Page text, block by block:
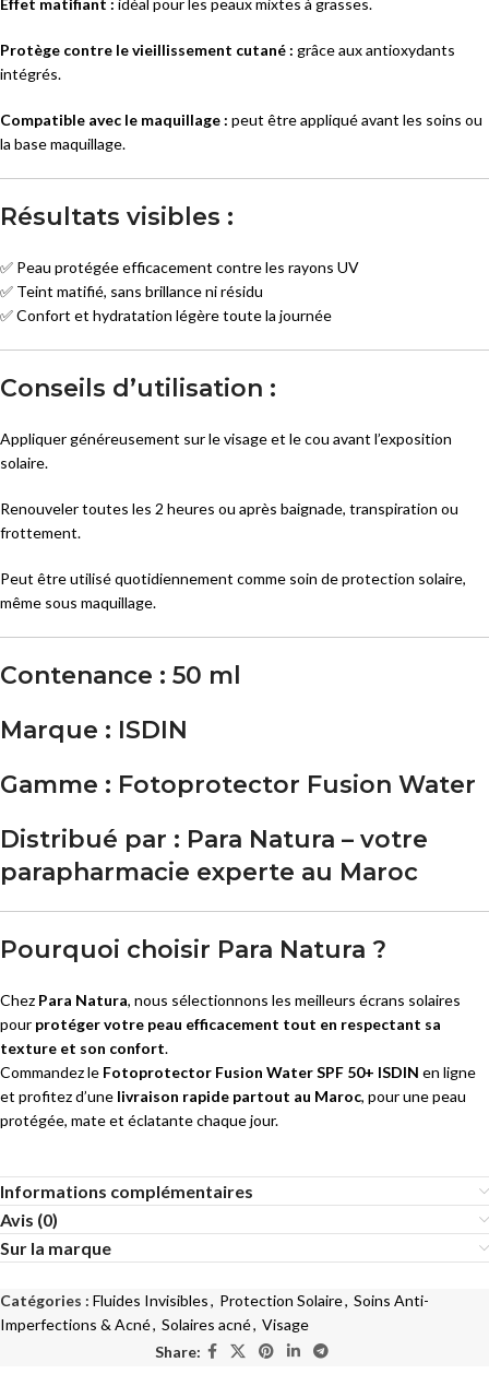
Effet matifiant : idéal pour les peaux mixtes à grasses.
Protège contre le vieillissement cutané : grâce aux antioxydants
intégrés.
Compatible avec le maquillage : peut être appliqué avant les soins ou
la base maquillage.
Résultats visibles :
✅ Peau protégée efficacement contre les rayons UV
✅ Teint matifié, sans brillance ni résidu
✅ Confort et hydratation légère toute la journée
Conseils d’utilisation :
Appliquer généreusement sur le visage et le cou avant l’exposition
solaire.
Renouveler toutes les 2 heures ou après baignade, transpiration ou
frottement.
Peut être utilisé quotidiennement comme soin de protection solaire,
même sous maquillage.
Contenance : 50 ml
Marque : ISDIN
Gamme : Fotoprotector Fusion Water
Distribué par : Para Natura – votre
parapharmacie experte au Maroc
Pourquoi choisir Para Natura ?
Chez Para Natura, nous sélectionnons les meilleurs écrans solaires
pour protéger votre peau efficacement tout en respectant sa
texture et son confort.
Commandez le Fotoprotector Fusion Water SPF 50+ ISDIN en ligne
et profitez d’une livraison rapide partout au Maroc, pour une peau
protégée, mate et éclatante chaque jour.
Informations complémentaires
Avis (0)
Sur la marque
Catégories : Fluides Invisibles, Protection Solaire, Soins Anti-
Imperfections & Acné, Solaires acné, Visage
Share: